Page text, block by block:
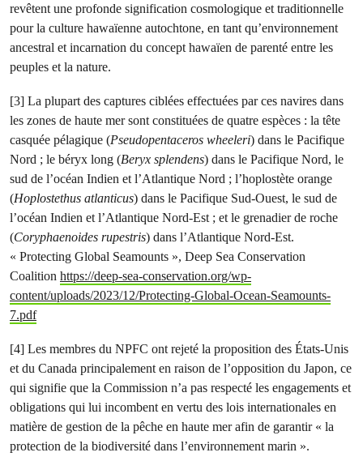
revêtent une profonde signification cosmologique et traditionnelle
pour la culture hawaïenne autochtone, en tant qu’environnement
ancestral et incarnation du concept hawaïen de parenté entre les
peuples et la nature.
[3] La plupart des captures ciblées effectuées par ces navires dans
les zones de haute mer sont constituées de quatre espèces : la tête
casquée pélagique (Pseudopentaceros wheeleri) dans le Pacifique
Nord ; le béryx long (Beryx splendens) dans le Pacifique Nord, le
sud de l’océan Indien et l’Atlantique Nord ; l’hoplostète orange
(Hoplostethus atlanticus) dans le Pacifique Sud-Ouest, le sud de
l’océan Indien et l’Atlantique Nord-Est ; et le grenadier de roche
(Coryphaenoides rupestris) dans l’Atlantique Nord-Est.
« Protecting Global Seamounts », Deep Sea Conservation
Coalition https://deep-sea-conservation.org/wp-
content/uploads/2023/12/Protecting-Global-Ocean-Seamounts-
7.pdf
[4] Les membres du NPFC ont rejeté la proposition des États-Unis
et du Canada principalement en raison de l’opposition du Japon, ce
qui signifie que la Commission n’a pas respecté les engagements et
obligations qui lui incombent en vertu des lois internationales en
matière de gestion de la pêche en haute mer afin de garantir « la
protection de la biodiversité dans l’environnement marin ».